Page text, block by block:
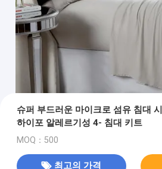
슈퍼 부드러운 마이크로 섬유 침대
하이포 알레르기성 4- 침대 키트
MOQ：500
최고의 가격